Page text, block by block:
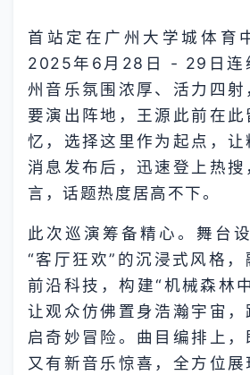
首站定在广州大学城体育
2025年6月28日 - 29日连
州音乐氛围浓厚、活力四射
要演出阵地，王源此前在此
忆，选择这里作为起点，让
消息发布后，迅速登上热搜
言，话题热度居高不下。
此次巡演筹备精心。舞台
“客厅狂欢”的沉浸式风格，
前沿科技，构建“机械森林
让观众仿佛置身浩瀚宇宙，
启奇妙冒险。曲目编排上，
又有新音乐惊喜，全方位展